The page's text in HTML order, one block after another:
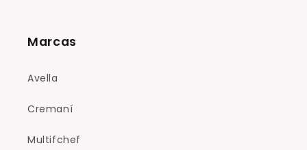
Marcas
Avella
Cremaní
Multifchef